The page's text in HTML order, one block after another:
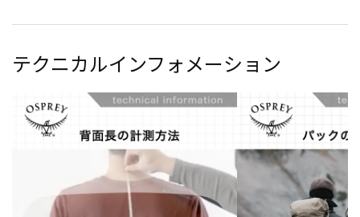
テクニカルインフォメーション